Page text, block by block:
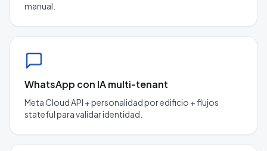
manual.
WhatsApp con IA multi-tenant
Meta Cloud API + personalidad por edificio + flujos
stateful para validar identidad.